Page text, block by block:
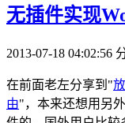
无插件实现
2013-07-18 04:02:56
在前面老左分享到"
由"，本来还想用另外